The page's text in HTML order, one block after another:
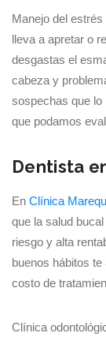
Manejo del
lleva a apretar o
desgastas el
cabeza y
sospechas que lo
que podamos
Dentista
En Clínica
que la salud
riesgo y alta
buenos hábitos
costo de
Clínica